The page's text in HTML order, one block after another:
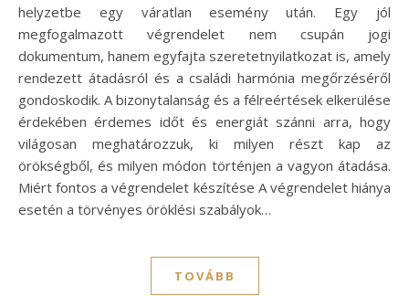
helyzetbe egy váratlan esemény után. Egy jól
megfogalmazott végrendelet nem csupán jogi
dokumentum, hanem egyfajta szeretetnyilatkozat is, amely
rendezett átadásról és a családi harmónia megőrzéséről
gondoskodik. A bizonytalanság és a félreértések elkerülése
érdekében érdemes időt és energiát szánni arra, hogy
világosan meghatározzuk, ki milyen részt kap az
örökségből, és milyen módon történjen a vagyon átadása.
Miért fontos a végrendelet készítése A végrendelet hiánya
esetén a törvényes öröklési szabályok…
TOVÁBB